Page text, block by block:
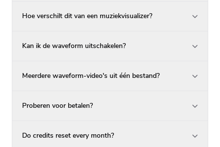
Hoe verschilt dit van een muziekvisualizer?
Kan ik de waveform uitschakelen?
Meerdere waveform-video's uit één bestand?
Proberen voor betalen?
Do credits reset every month?